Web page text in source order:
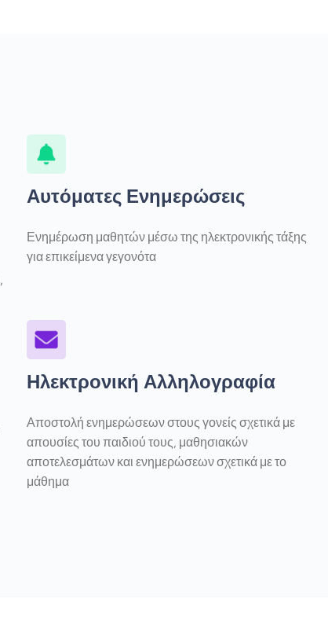
Αυτόματες Ενημερώσεις
Ενημέρωση μαθητών μέσω της ηλεκτρονικής τάξης
για επικείμενα γεγονότα
Ηλεκτρονική Αλληλογραφία
Αποστολή ενημερώσεων στους γονείς σχετικά με
απουσίες του παιδιού τους, μαθησιακών
αποτελεσμάτων και ενημερώσεων σχετικά με το
μάθημα